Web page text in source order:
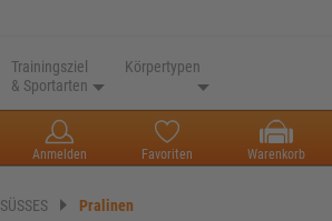
Trainingsziel
& Sportarten
Körpertypen
Anmelden Favoriten Warenkorb
SÜSSES Pralinen